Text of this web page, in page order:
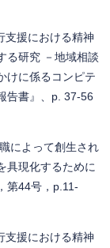
支援における精神
る研究 －地域相談
けに係るコンピテ
告書』、p. 37-56
によって創生され
具現化するために
第44号，p.11-
支援における精神